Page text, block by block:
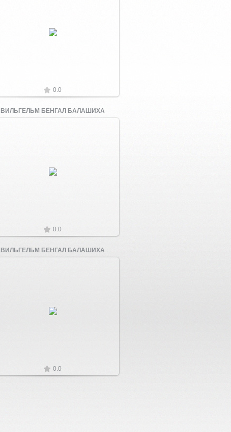
Увеличить
0.0
ВИЛЬГЕЛЬМ БЕНГАЛ БАЛАШИХА
Увеличить
0.0
ВИЛЬГЕЛЬМ БЕНГАЛ БАЛАШИХА
Увеличить
0.0